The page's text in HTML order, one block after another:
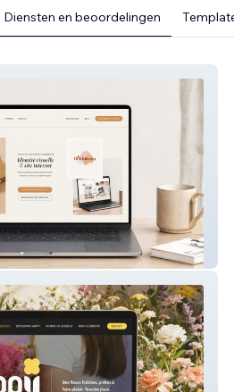
Diensten en beoordelingen
studio